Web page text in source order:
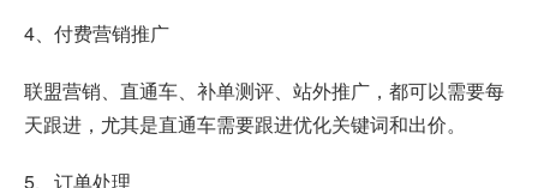
4、付费营销推广
联盟营销、直通车、补单测评、站外推广，都可以需要每
天跟进，尤其是直通车需要跟进优化关键词和出价。
5、订单处理